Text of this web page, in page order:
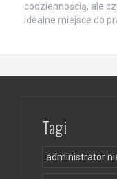
codziennością, ale
idealne miejsce do
Tagi
administrator